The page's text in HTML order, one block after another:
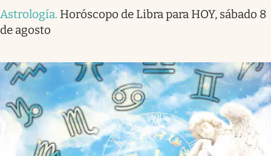
Astrología. Horóscopo de Libra para HOY, sábado 8
de agosto